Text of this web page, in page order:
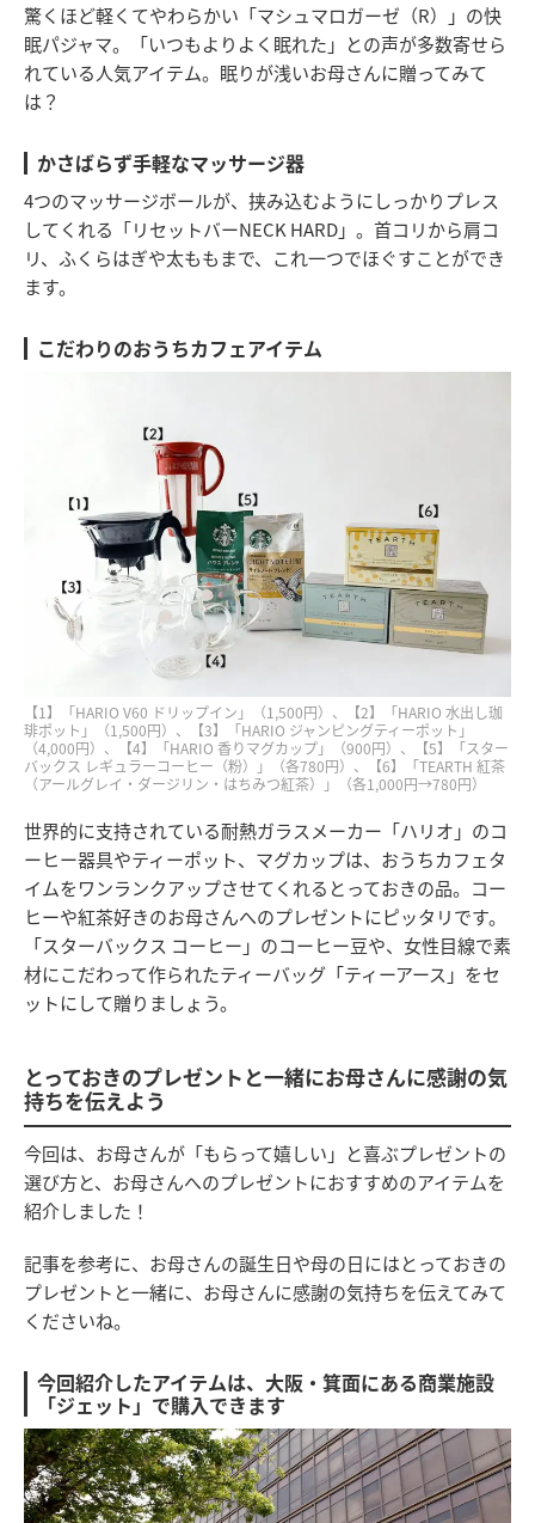
驚くほど軽くてやわらかい「マシュマロガーゼ（R）」の快
眠パジャマ。「いつもよりよく眠れた」との声が多数寄せら
れている人気アイテム。眠りが浅いお母さんに贈ってみて
は？
かさばらず手軽なマッサージ器
4つのマッサージボールが、挟み込むようにしっかりプレス
してくれる「リセットバーNECK HARD」。首コリから肩コ
リ、ふくらはぎや太ももまで、これ一つでほぐすことができ
ます。
こだわりのおうちカフェアイテム
【1】「HARIO V60 ドリップイン」（1,500円）、【2】「HARIO 水出し珈
琲ポット」（1,500円）、【3】「HARIO ジャンピングティーポット」
（4,000円）、【4】「HARIO 香りマグカップ」（900円）、【5】「スター
バックス レギュラーコーヒー（粉）」（各780円）、【6】「TEARTH 紅茶
（アールグレイ・ダージリン・はちみつ紅茶）」（各1,000円→780円）
世界的に支持されている耐熱ガラスメーカー「ハリオ」のコ
ーヒー器具やティーポット、マグカップは、おうちカフェタ
イムをワンランクアップさせてくれるとっておきの品。コー
ヒーや紅茶好きのお母さんへのプレゼントにピッタリです。
「スターバックス コーヒー」のコーヒー豆や、女性目線で素
材にこだわって作られたティーバッグ「ティーアース」をセ
ットにして贈りましょう。
とっておきのプレゼントと一緒にお母さんに感謝の気
持ちを伝えよう
今回は、お母さんが「もらって嬉しい」と喜ぶプレゼントの
選び方と、お母さんへのプレゼントにおすすめのアイテムを
紹介しました！
記事を参考に、お母さんの誕生日や母の日にはとっておきの
プレゼントと一緒に、お母さんに感謝の気持ちを伝えてみて
くださいね。
今回紹介したアイテムは、大阪・箕面にある商業施設
「ジェット」で購入できます